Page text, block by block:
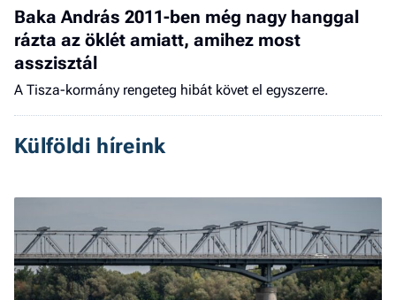
Baka András 2011-ben még nagy hanggal
rázta az öklét amiatt, amihez most
asszisztál
A Tisza-kormány rengeteg hibát követ el egyszerre.
Külföldi híreink